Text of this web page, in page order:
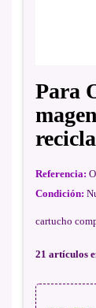
Para
Referencia:
Condición:
cartucho
21 artículos